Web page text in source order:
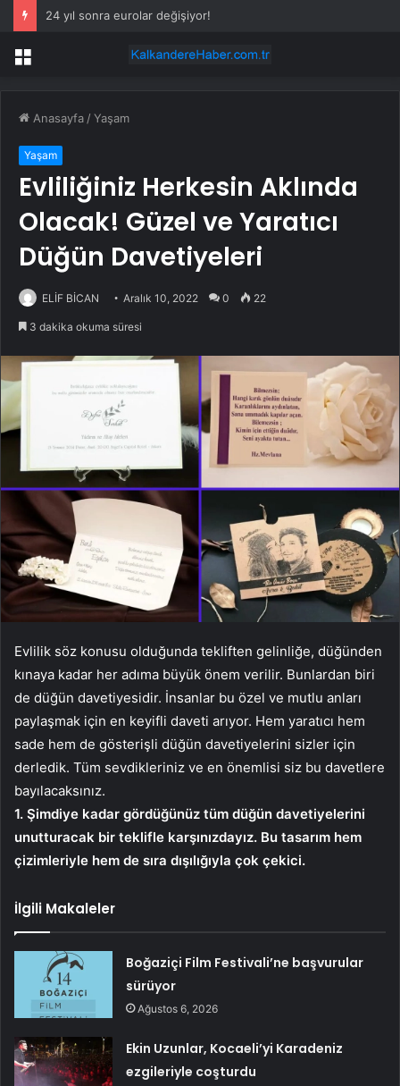
24 yıl sonra eurolar değişiyor!
Menü
Anasayfa /Yaşam
Yaşam
Evliliğiniz Herkesin Aklında
Olacak! Güzel ve Yaratıcı
Düğün Davetiyeleri
ELİF BİCAN Aralık 10, 2022 0 22
3 dakika okuma süresi
Evlilik söz konusu olduğunda tekliften gelinliğe, düğünden
kınaya kadar her adıma büyük önem verilir. Bunlardan biri
de düğün davetiyesidir. İnsanlar bu özel ve mutlu anları
paylaşmak için en keyifli daveti arıyor. Hem yaratıcı hem
sade hem de gösterişli düğün davetiyelerini sizler için
derledik. Tüm sevdikleriniz ve en önemlisi siz bu davetlere
bayılacaksınız.
1. Şimdiye kadar gördüğünüz tüm düğün davetiyelerini
unutturacak bir teklifle karşınızdayız. Bu tasarım hem
çizimleriyle hem de sıra dışılığıyla çok çekici.
İlgili Makaleler
Boğaziçi Film Festivali’ne başvurular
sürüyor
Ağustos 6, 2026
Ekin Uzunlar, Kocaeli’yi Karadeniz
ezgileriyle coşturdu